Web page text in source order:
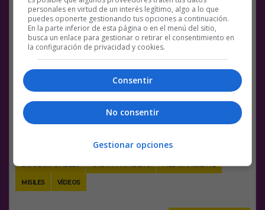
biodegradables”
¡OS LO
JURO!????????????????????????????????
¿Para matar de manera sostenible?
pic.twitter.com/OwSgbJqfqC
— Bertrand Ndongo (@bertrandmyd)October
30, 2023
Facebook
Twitter
WhatsApp
Gmail
Meneame
Copy
Link
BIODEGRADABLES GRETA THUNBERG MEDIOAMBIENTE
MISILES VÍDEOS
personales en virtud de un interés legítimo, algo a lo que
puedes oponerte gestionando tus opciones a continuación.
En la parte inferior de esta página o en el menú del sitio,
busca un enlace para gestionar o retirar el consentimiento en
la configuración de privacidad y cookies.
Consentir
No consentir
Gestionar opciones